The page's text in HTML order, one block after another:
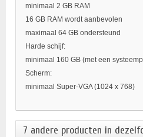
minimaal 2 GB RAM
16 GB RAM wordt aanbevolen
maximaal 64 GB ondersteund
Harde schijf:
minimaal 160 GB (met een
Scherm:
minimaal Super-VGA (1024 x 768)
7 andere producten in